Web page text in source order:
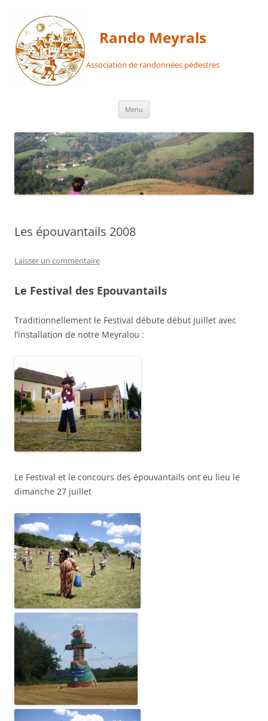
contenu
Rando Meyrals
Association de randonnées pédestres
Menu
Les épouvantails 2008
Laisser un commentaire
Le Festival des Epouvantails
Traditionnellement le Festival débute début juillet avec
l’installation de notre Meyralou :
Le Festival et le concours des épouvantails ont eu lieu le
dimanche 27 juillet